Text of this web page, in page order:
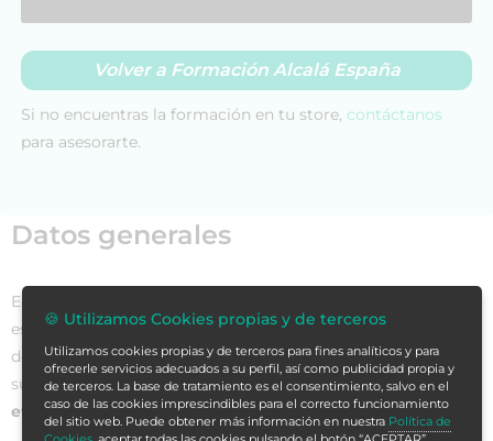
Datos generales
El
es una formación diseñada para aquellos profesionales que
deseenincrementar sus habilidadesen el campo de la
supervisión y convertirse ensupervisores altamente
eficaces en cualquier entorno laboral.
Volver a Formación Alcalá España
Si no encuentras la formación en tu store, contáctanos
para asesorarte.
🍪 Utilizamos Cookies propias y de terceros
Utilizamos cookies propias y de terceros para fines analíticos y para
ofrecerle servicios adecuados a su perfil, así como publicidad propia y
de terceros. La base de tratamiento es el consentimiento, salvo en el
caso de las cookies imprescindibles para el correcto funcionamiento
del sitio web. Puede obtener más información en nuestra Política de